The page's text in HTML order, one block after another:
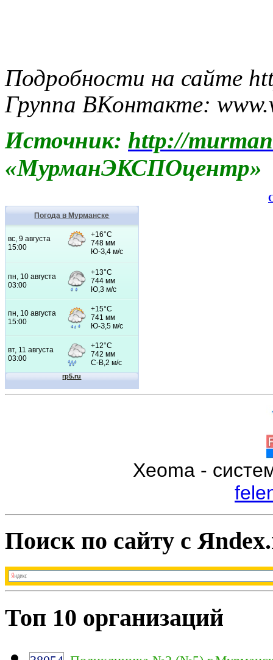
Подробности на сайте
Группа ВКонтакте:
Источник: http://
«МурманЭКСПОцентр»
Погода в Мурманске
Xeoma -
Поиск по сайту с
Топ 10 организаций